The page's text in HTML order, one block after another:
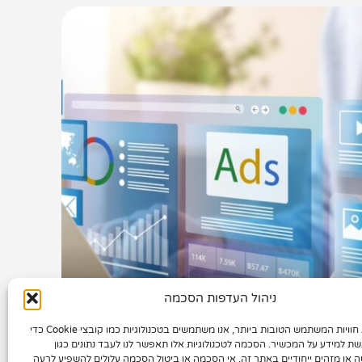
ניהול העדפות הסכמה
כדי לספק את חוויות המשתמש הטובות ביותר, אנו משתמשים בטכנולוגיות כמו קובצי Cookie כדי
למידע על המכשיר. הסכמה לטכנולוגיות אלו תאפשר לנו לעבד נתונים כגון
או מזהים ייחודיים באתר זה. אי הסכמה או ביטול הסכמה עלולים להשפיע לרעה
בגוגל ובפייסבוק - מה
ואיך מצליחים באמת